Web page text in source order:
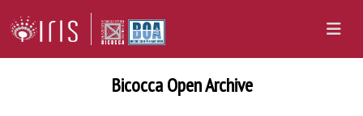
Bicocca Open Archive